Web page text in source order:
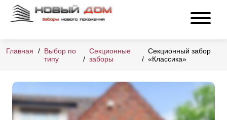
Главная
Выбор по
типу
Секционные
заборы
Секционный забор
«Классика»